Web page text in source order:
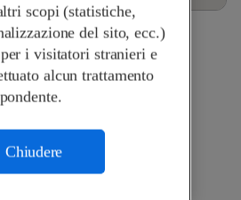
- Telecom Security SA
scopi (statistiche,
del sito, ecc.)
i visitatori stranieri e
alcun trattamento
Chiudere